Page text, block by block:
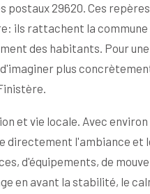
postaux 29620. Ces
ils rattachent la commune
des habitants. Pour
plus
et vie locale. Avec
directement l'ambiance et
d'équipements, de
en avant la stabilité, le